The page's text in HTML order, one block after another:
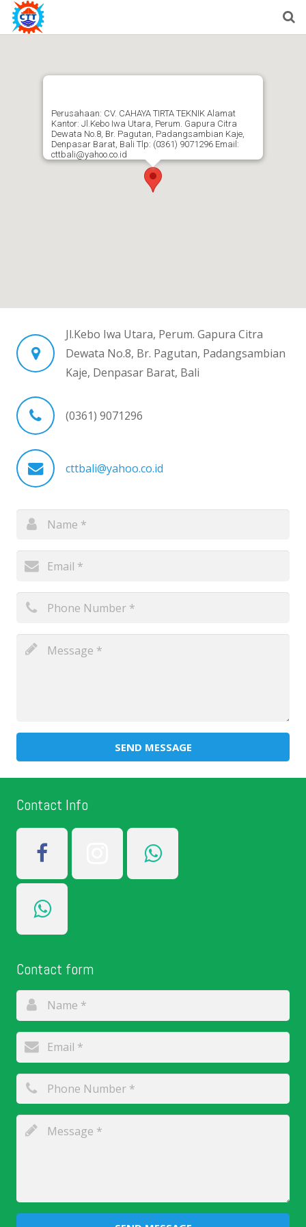
Perusahaan: CV. CAHAYA TIRTA TEKNIK Alamat
Kantor: Jl.Kebo Iwa Utara, Perum. Gapura Citra
Dewata No.8, Br. Pagutan, Padangsambian Kaje,
Denpasar Barat, Bali Tlp: (0361) 9071296 Email:
cttbali@yahoo.co.id
Jl.Kebo Iwa Utara, Perum. Gapura Citra
Dewata No.8, Br. Pagutan, Padangsambian
Kaje, Denpasar Barat, Bali
(0361) 9071296
cttbali@yahoo.co.id
SEND MESSAGE
Contact Info
Contact form